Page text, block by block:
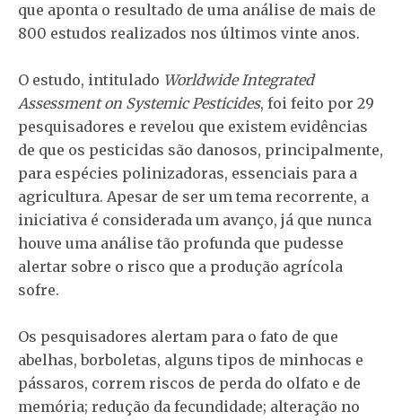
que aponta o resultado de uma análise de mais de
800 estudos realizados nos últimos vinte anos.
O estudo, intitulado Worldwide Integrated
Assessment on Systemic Pesticides, foi feito por 29
pesquisadores e revelou que existem evidências
de que os pesticidas são danosos, principalmente,
para espécies polinizadoras, essenciais para a
agricultura. Apesar de ser um tema recorrente, a
iniciativa é considerada um avanço, já que nunca
houve uma análise tão profunda que pudesse
alertar sobre o risco que a produção agrícola
sofre.
Os pesquisadores alertam para o fato de que
abelhas, borboletas, alguns tipos de minhocas e
pássaros, correm riscos de perda do olfato e de
memória; redução da fecundidade; alteração no